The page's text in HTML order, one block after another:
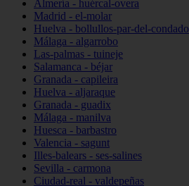
Almería - huércal-overa
Madrid - el-molar
Huelva - bollullos-par-del-condado
Málaga - algarrobo
Las-palmas - tuineje
Salamanca - béjar
Granada - capileira
Huelva - aljaraque
Granada - guadix
Málaga - manilva
Huesca - barbastro
Valencia - sagunt
Illes-balears - ses-salines
Sevilla - carmona
Ciudad-real - valdepeñas